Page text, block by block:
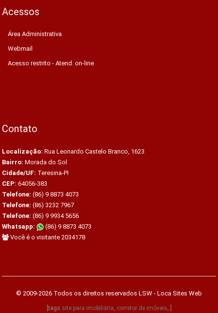
Acessos
Área Administrativa
Webmail
Acesso restrito - Atend. on-line
Contato
Localização: Rua Leonardo Castelo Branco, 1623
Bairro: Morada do Sol
Cidade/UF: Teresina-PI
CEP: 64056-383
Telefone: (86) 9 8873 4073
Telefone: (86) 3232 7967
Telefone: (86) 9 9934 5656
Whatsapp:
(86) 9 8873 4073
Você é o visitante 2034178
© 2009-2026 Todos os direitos reservados LSW - Loca Sites Web
[tags site para imobiliária, corretor de imóveis, ]